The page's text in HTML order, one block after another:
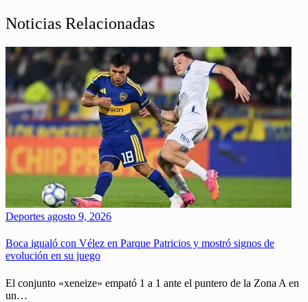
Noticias Relacionadas
Deportes agosto 9, 2026
Boca igualó con Vélez en Parque Patricios y mostró signos de
evolución en su juego
El conjunto «xeneize» empató 1 a 1 ante el puntero de la Zona A en
un…